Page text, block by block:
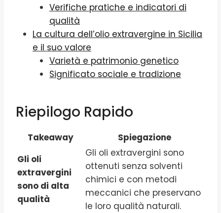
Verifiche pratiche e indicatori di
qualità
La cultura dell’olio extravergine in Sicilia
e il suo valore
Varietà e patrimonio genetico
Significato sociale e tradizione
Riepilogo Rapido
Takeaway
Spiegazione
Gli oli
extravergini
sono di alta
qualità
Gli oli extravergini sono
ottenuti senza solventi
chimici e con metodi
meccanici che preservano
le loro qualità naturali.